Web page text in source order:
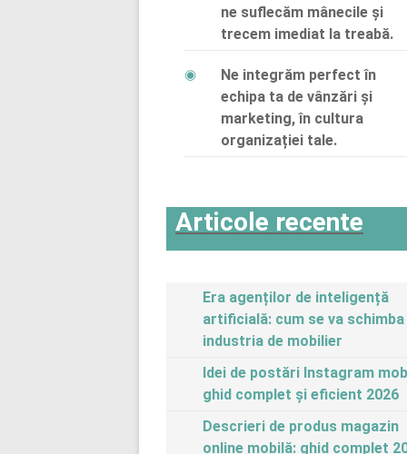
ne suflecăm mânecile și
trecem imediat la treabă.
Ne integrăm perfect în
echipa ta de vânzări și
marketing, în cultura
organizației tale.
Articole recente
Era agenților de inteligență
artificială: cum se va schimba
industria de mobilier
Idei de postări Instagram
ghid complet și eficient 2026
Descrieri de produs magazin
online mobilă: ghid complet